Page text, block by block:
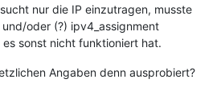
nur die IP einzutragen, musste
oder (?) ipv4_assignment
sonst nicht funktioniert hat.
Angaben denn ausprobiert?